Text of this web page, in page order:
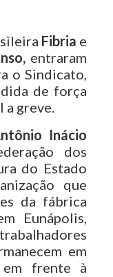
Fibria e
entraram
o Sindicato,
de força
a greve.
Inácio
dos
do Estado
que
da fábrica
Eunápolis,
em
frente à